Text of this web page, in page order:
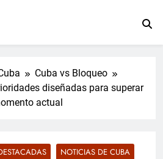
Camagüey,
educa y entretiene con contenidos
nacional
Cuba vs Bloqueo
diseñadas para superar
actual
NOTICIAS DE CUBA